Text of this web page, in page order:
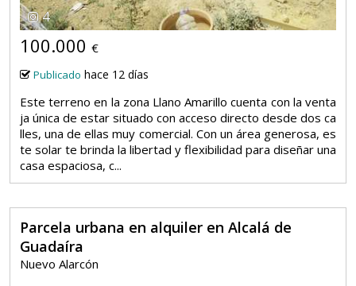
4
100.000 €
Publicado hace 12 días
Este terreno en la zona Llano Amarillo cuenta con la venta
ja única de estar situado con acceso directo desde dos ca
lles, una de ellas muy comercial. Con un área generosa, es
te solar te brinda la libertad y flexibilidad para diseñar una
casa espaciosa, c...
Parcela urbana en alquiler en Alcalá de
Guadaíra
Nuevo Alarcón